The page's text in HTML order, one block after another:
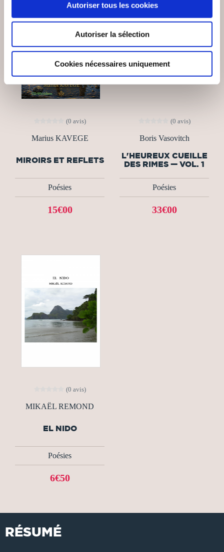
Autoriser tous les cookies
Autoriser la sélection
Cookies nécessaires uniquement
(0 avis)
Marius KAVEGE
MIROIRS ET REFLETS
Poésies
15€00
(0 avis)
Boris Vasovitch
L'HEUREUX CUEILLE
DES RIMES — VOL. 1
Poésies
33€00
(0 avis)
MIKAËL REMOND
EL NIDO
Poésies
6€50
RÉSUMÉ